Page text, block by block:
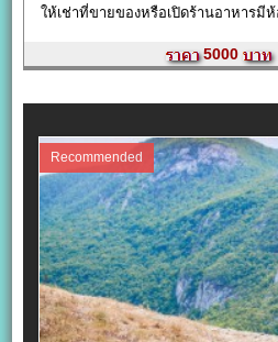
ให้เช่าที่ขายของหรือเปิดร้านอาหารมี
5000
Recommended